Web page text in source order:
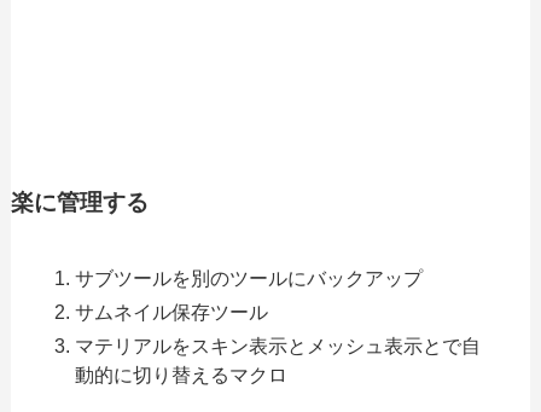
楽に管理する
サブツールを別のツールにバックアップ
サムネイル保存ツール
マテリアルをスキン表示とメッシュ表示とで自
動的に切り替えるマクロ